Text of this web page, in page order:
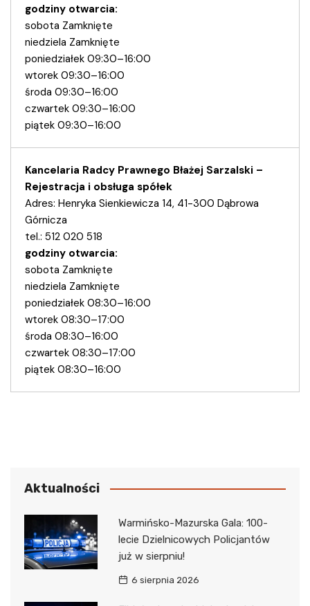
godziny otwarcia:
sobota Zamknięte
niedziela Zamknięte
poniedziałek 09:30–16:00
wtorek 09:30–16:00
środa 09:30–16:00
czwartek 09:30–16:00
piątek 09:30–16:00
Kancelaria Radcy Prawnego Błażej Sarzalski –
Rejestracja i obsługa spółek
Adres: Henryka Sienkiewicza 14, 41-300 Dąbrowa
Górnicza
tel.: 512 020 518
godziny otwarcia:
sobota Zamknięte
niedziela Zamknięte
poniedziałek 08:30–16:00
wtorek 08:30–17:00
środa 08:30–16:00
czwartek 08:30–17:00
piątek 08:30–16:00
Aktualności
Warmińsko-Mazurska Gala: 100-
lecie Dzielnicowych Policjantów
już w sierpniu!
6 sierpnia 2026